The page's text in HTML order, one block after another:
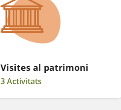
Visites al patrimoni
3 Activitats